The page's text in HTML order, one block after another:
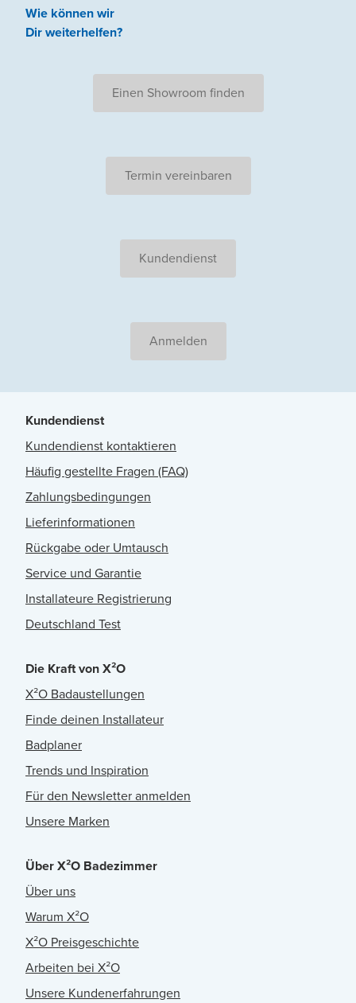
Wie können wir
Dir weiterhelfen?
Einen Showroom finden
Termin vereinbaren
Kundendienst
Anmelden
Kundendienst
Kundendienst kontaktieren
Häufig gestellte Fragen (FAQ)
Zahlungsbedingungen
Lieferinformationen
Rückgabe oder Umtausch
Service und Garantie
Installateure Registrierung
Deutschland Test
Die Kraft von X²O
X²O Badaustellungen
Finde deinen Installateur
Badplaner
Trends und Inspiration
Für den Newsletter anmelden
Unsere Marken
Über X²O Badezimmer
Über uns
Warum X²O
X²O Preisgeschichte
Arbeiten bei X²O
Unsere Kundenerfahrungen